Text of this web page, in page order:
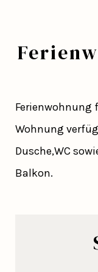
Ferienwohnung
Wohnung
Dusche,WC
Balkon.